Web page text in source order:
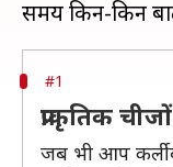
#1
प्राकृतिक
जब भी आप कर्ली